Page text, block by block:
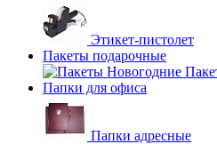
Этикет-пистолет
Пакеты подарочные
Папки для офиса
Папки адресные